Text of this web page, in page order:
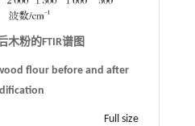
木粉的FTIR谱图
flour before and after
Full size